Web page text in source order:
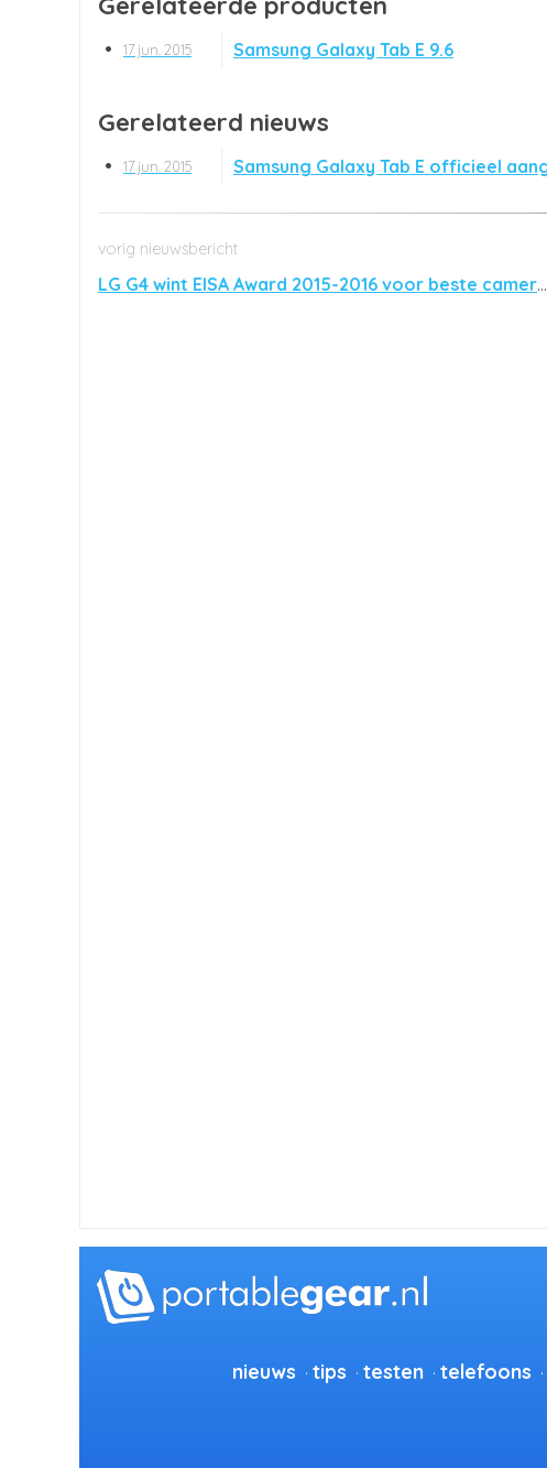
17 jun. 2015 Samsung Galaxy Tab E 9.6
Gerelateerd nieuws
17 jun. 2015 Samsung Galaxy Tab E officieel
LG G4 wint EISA Award 2015-2016 voor beste cameratelefoon
nieuws tips testen telefoons